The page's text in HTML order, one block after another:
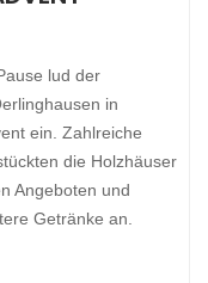
lud der
in
ein. Zahlreiche
die Holzhäuser
Angeboten und
Getränke an.